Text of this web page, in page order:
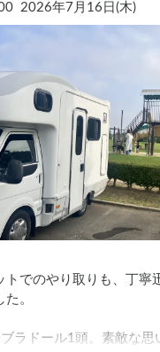
2026年7月16日(木)
トでのやり取りも、丁寧
。
ラドール1頭。素敵な思